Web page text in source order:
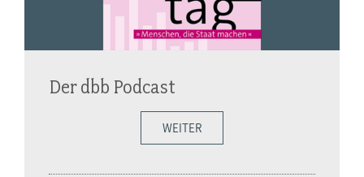
Der dbb Podcast
WEITER